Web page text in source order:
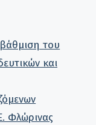
του
και
Φλώρινας